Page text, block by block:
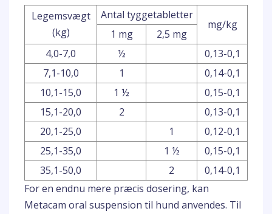
Legemsvægt
(kg)
Antal tyggetabletter
mg/kg
1 mg
2,5 mg
4,0-7,0
½
0,13-0,1
7,1-10,0
1
0,14-0,1
10,1-15,0
1 ½
0,15-0,1
15,1-20,0
2
0,13-0,1
20,1-25,0
1
0,12-0,1
25,1-35,0
1 ½
0,15-0,1
35,1-50,0
2
0,14-0,1
For en endnu mere præcis dosering, kan
Metacam oral suspension til hund anvendes. Til